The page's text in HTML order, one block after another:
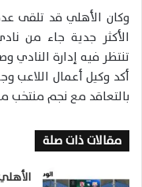
وكان الأهلي قد تلقى
الأكثر جدية جاء من
تنتظر فيه إدارة النادي
أكد وكيل أعمال اللاعب
بالتعاقد مع نجم منتخب
مقالات ذات صلة